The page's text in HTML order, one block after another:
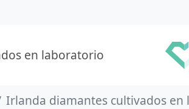
en laboratorio
Irlanda diamantes cultivados